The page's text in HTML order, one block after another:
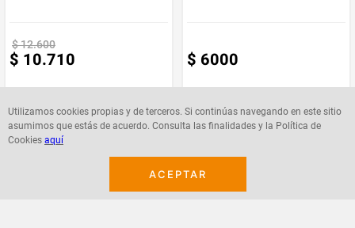
Utilizamos cookies propias y de terceros. Si continúas navegando en este sitio
asumimos que estás de acuerdo. Consulta las finalidades y la Política de
Cookies aquí
ACEPTAR
$12.600
$ 10.710 $ 6000